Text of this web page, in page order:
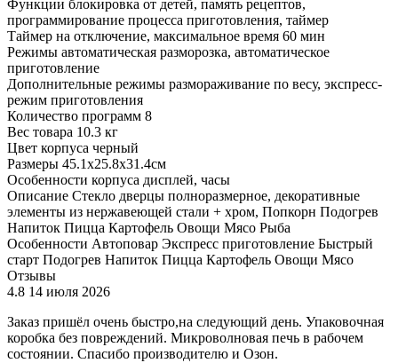
Функции блокировка от детей, память рецептов,
программирование процесса приготовления, таймер
Таймер на отключение, максимальное время 60 мин
Режимы автоматическая разморозка, автоматическое
приготовление
Дополнительные режимы размораживание по весу, экспресс-
режим приготовления
Количество программ 8
Вес товара 10.3 кг
Цвет корпуса черный
Размеры 45.1x25.8x31.4см
Особенности корпуса дисплей, часы
Описание Стекло дверцы полноразмерное, декоративные
элементы из нержавеющей стали + хром, Попкорн Подогрев
Напиток Пицца Картофель Овощи Мясо Рыба
Особенности Автоповар Экспресс приготовление Быстрый
старт Подогрев Напиток Пицца Картофель Овощи Мясо
Отзывы
4.8 14 июля 2026
Заказ пришёл очень быстро,на следующий день. Упаковочная
коробка без повреждений. Микроволновая печь в рабочем
состоянии. Спасибо производителю и Озон.